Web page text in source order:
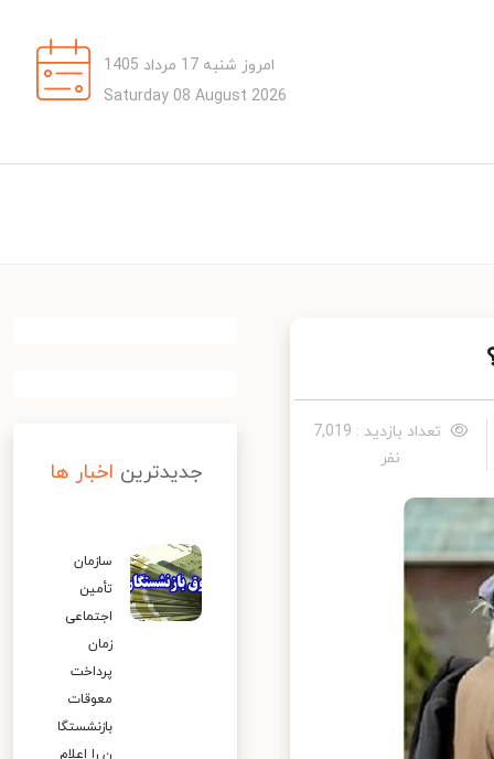
امروز شنبه 17 مرداد 1405
Saturday 08 August 2026
تعداد بازدید : 7,019
نفر
جدیدترین اخبار ها
سازمان
تأمین
اجتماعی
زمان
پرداخت
معوقات
بازنشستگا
ن را اعلام